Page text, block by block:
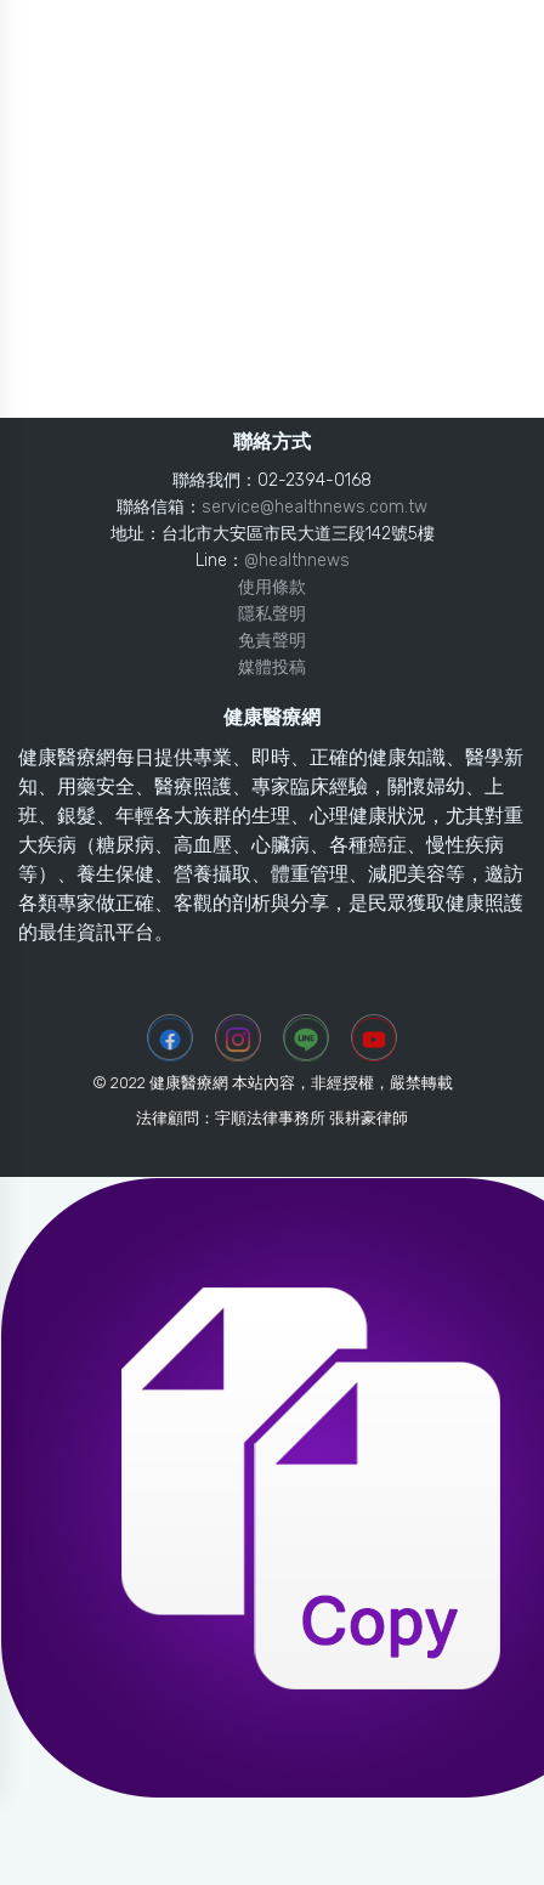
聯絡方式
聯絡我們：02-2394-0168
聯絡信箱： service@healthnews.com.tw
地址：台北市大安區市民大道三段142號5樓
Line： @healthnews
使用條款
隱私聲明
免責聲明
媒體投稿
健康醫療網
健康醫療網每日提供專業、即時、正確的健康知識、醫學新
知、用藥安全、醫療照護、專家臨床經驗，關懷婦幼、上
班、銀髮、年輕各大族群的生理、心理健康狀況，尤其對重
大疾病（糖尿病、高血壓、心臟病、各種癌症、慢性疾病
等）、養生保健、營養攝取、體重管理、減肥美容等，邀訪
各類專家做正確、客觀的剖析與分享，是民眾獲取健康照護
的最佳資訊平台。
© 2022 健康醫療網 本站內容，非經授權，嚴禁轉載
法律顧問：宇順法律事務所 張耕豪律師